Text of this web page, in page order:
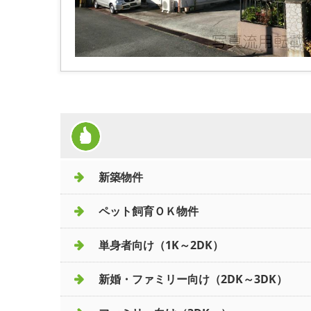
新築物件
ペット飼育ＯＫ物件
単身者向け（1K～2DK）
新婚・ファミリー向け（2DK～3DK）